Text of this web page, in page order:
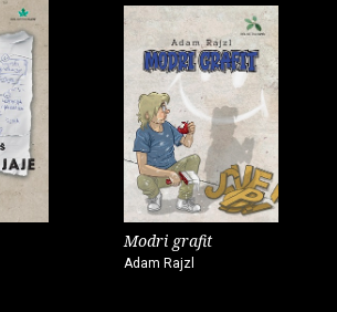
Modri grafit
Adam Rajzl